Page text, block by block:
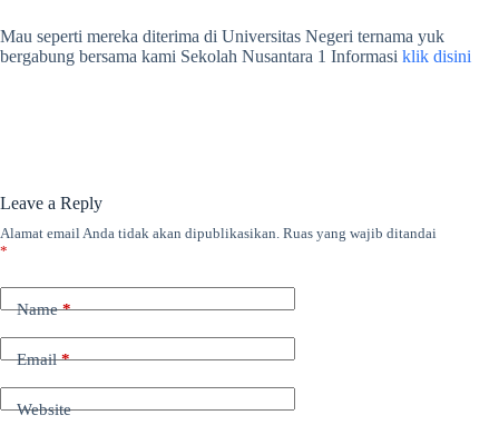
Mau seperti mereka diterima di Universitas Negeri ternama yuk
bergabung bersama kami Sekolah Nusantara 1 Informasi klik disini
Leave a Reply
Alamat email Anda tidak akan dipublikasikan. Ruas yang wajib ditandai
*
Name*
Email*
Website